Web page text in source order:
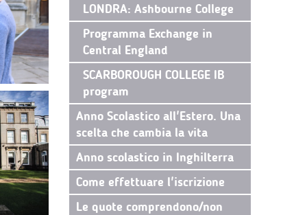
LONDRA: Ashbourne College
Programma Exchange in
Central England
SCARBOROUGH COLLEGE IB
program
Anno Scolastico all'Estero. Una
scelta che cambia la vita
Anno scolastico in Inghilterra
Come effettuare l'iscrizione
Le quote comprendono/non